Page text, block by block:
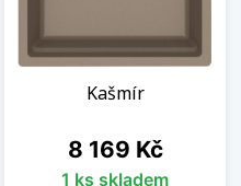
Kašmír
Cena
8 169 Kč
1 ks skladem